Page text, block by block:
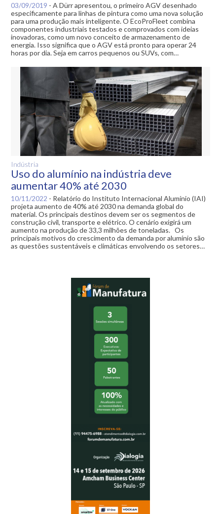
03/09/2019 -A Dürr apresentou, o primeiro AGV desenhado
especificamente para linhas de pintura como uma nova solução
para uma produção mais inteligente. O EcoProFleet combina
componentes industriais testados e comprovados com ideias
inovadoras, como um novo conceito de armazenamento de
energia. Isso significa que o AGV está pronto para operar 24
horas por dia. Seja em carros pequenos ou SUVs, com…
Indústria
Uso do alumínio na indústria deve
aumentar 40% até 2030
10/11/2022 - Relatório do Instituto Internacional Alumínio (IAI)
projeta aumento de 40% até 2030 na demanda global do
material. Os principais destinos devem ser os segmentos de
construção civil, transporte e elétrico. O cenário exigirá um
aumento na produção de 33,3 milhões de toneladas. Os
principais motivos do crescimento da demanda por alumínio são
as questões sustentáveis e climáticas envolvendo os setores…